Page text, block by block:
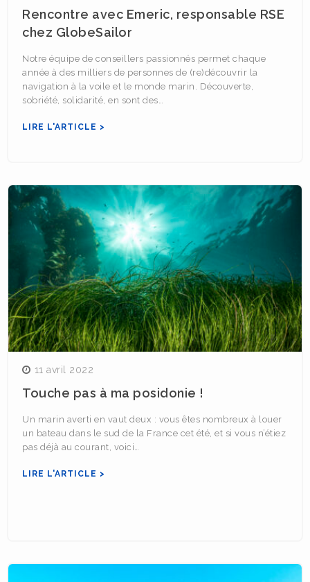
Rencontre avec Emeric, responsable RSE
chez GlobeSailor
Notre équipe de conseillers passionnés permet chaque
année à des milliers de personnes de (re)découvrir la
navigation à la voile et le monde marin. Découverte,
sobriété, solidarité, en sont des…
LIRE L'ARTICLE >
11 avril 2022
Touche pas à ma posidonie !
Un marin averti en vaut deux : vous êtes nombreux à louer
un bateau dans le sud de la France cet été, et si vous n’étiez
pas déjà au courant, voici…
LIRE L'ARTICLE >